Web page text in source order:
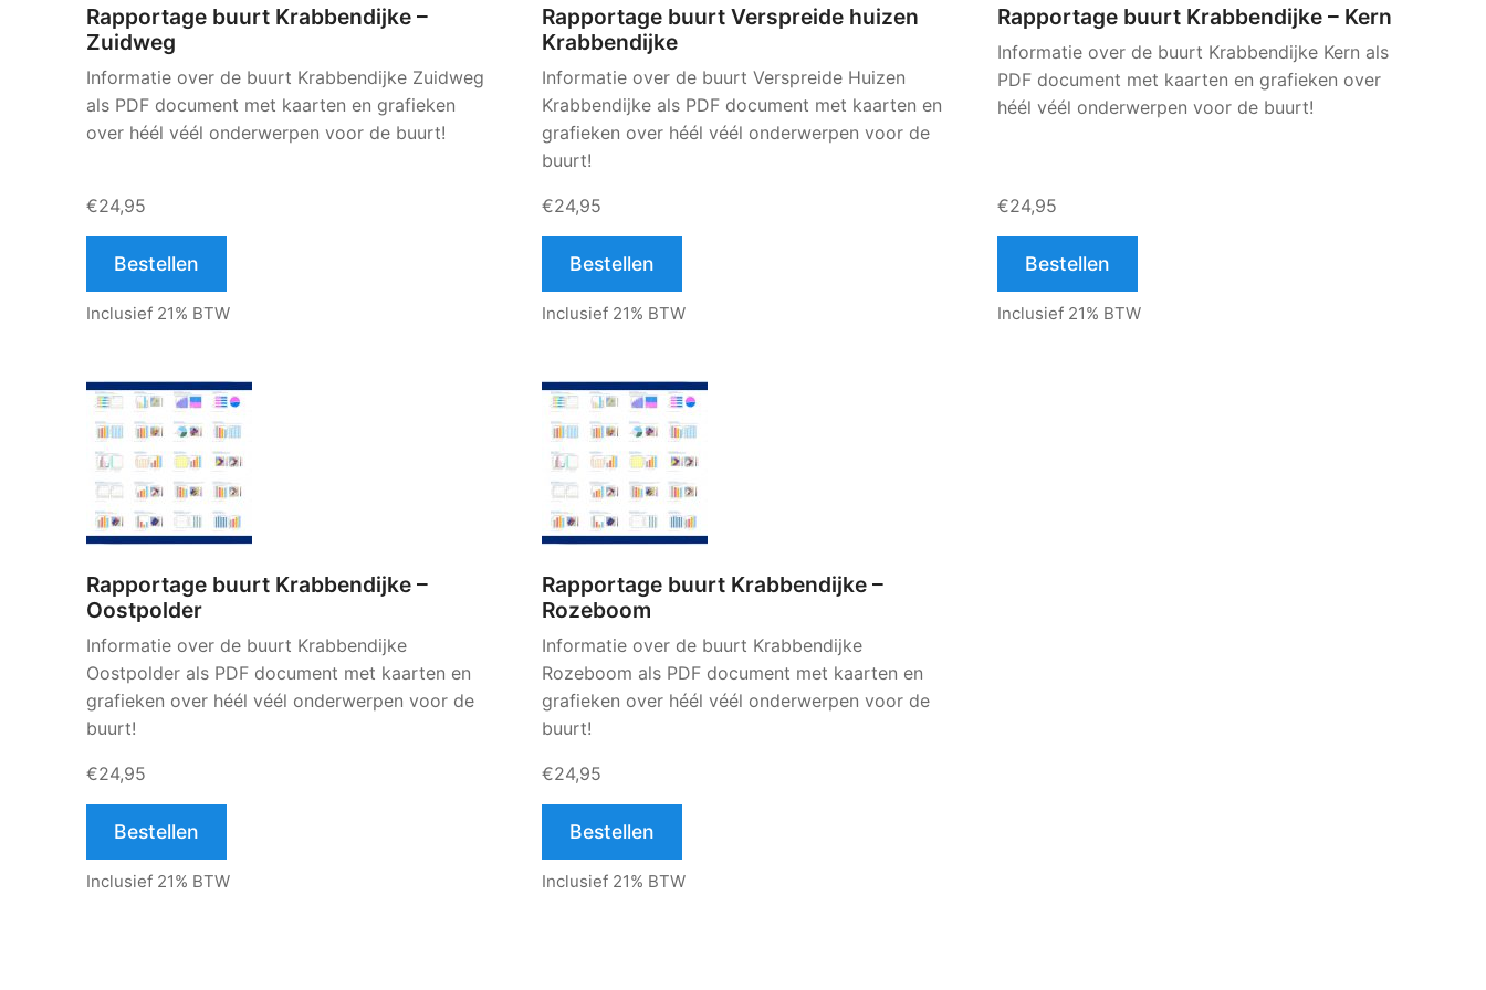
Rapportage buurt Krabbendijke –
Zuidweg
Informatie over de buurt Krabbendijke Zuidweg
als PDF document met kaarten en grafieken
over héél véél onderwerpen voor de buurt!
€24,95
Bestellen
Inclusief 21% BTW
Rapportage buurt Verspreide huizen
Krabbendijke
Informatie over de buurt Verspreide Huizen
Krabbendijke als PDF document met kaarten en
grafieken over héél véél onderwerpen voor de
buurt!
€24,95
Bestellen
Inclusief 21% BTW
Rapportage buurt Krabbendijke – Kern
Informatie over de buurt Krabbendijke Kern als
PDF document met kaarten en grafieken over
héél véél onderwerpen voor de buurt!
€24,95
Bestellen
Inclusief 21% BTW
Rapportage buurt Krabbendijke –
Oostpolder
Informatie over de buurt Krabbendijke
Oostpolder als PDF document met kaarten en
grafieken over héél véél onderwerpen voor de
buurt!
€24,95
Bestellen
Inclusief 21% BTW
Rapportage buurt Krabbendijke –
Rozeboom
Informatie over de buurt Krabbendijke
Rozeboom als PDF document met kaarten en
grafieken over héél véél onderwerpen voor de
buurt!
€24,95
Bestellen
Inclusief 21% BTW